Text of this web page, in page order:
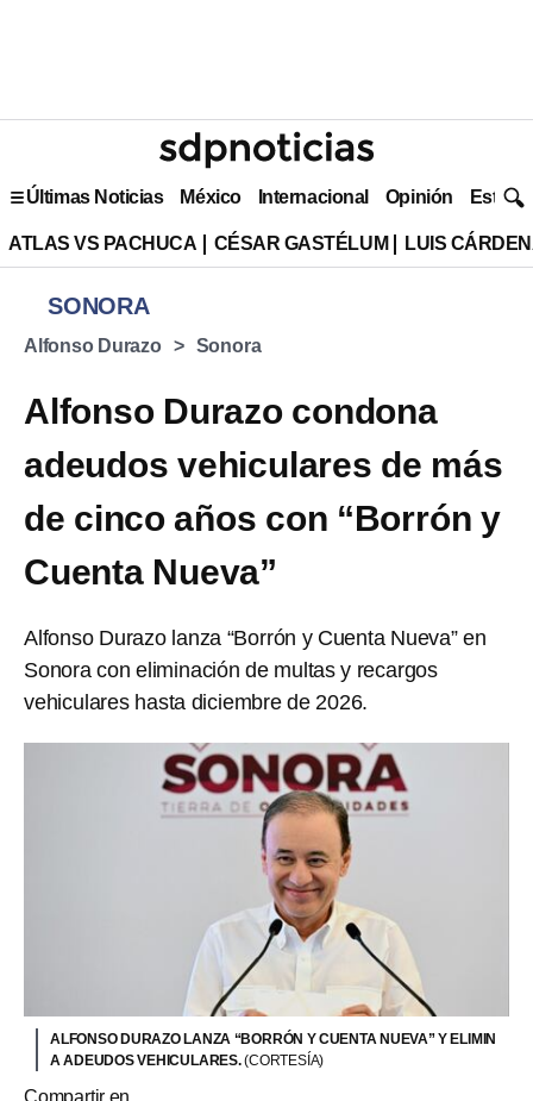
Últimas Noticias México Internacional Opinión Estilo
ATLAS VS PACHUCA CÉSAR GASTÉLUM LUIS
SONORA
Alfonso Durazo Sonora
Alfonso Durazo condona
adeudos vehiculares de más
de cinco años con “Borrón y
Cuenta Nueva”
Alfonso Durazo lanza “Borrón y Cuenta Nueva” en
Sonora con eliminación de multas y recargos
vehiculares hasta diciembre de 2026.
ALFONSO DURAZO LANZA “BORRÓN Y CUENTA NUEVA” Y ELIMIN
A ADEUDOS VEHICULARES.(CORTESÍA)
Compartir en